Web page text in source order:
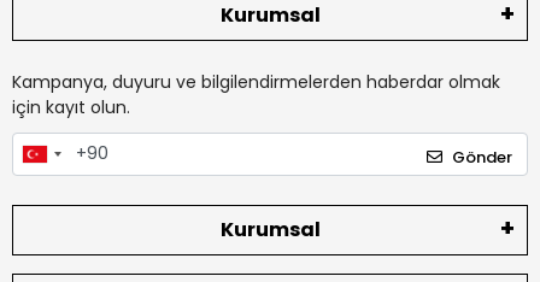
Kurumsal
Kampanya, duyuru ve bilgilendirmelerden haberdar olmak
için kayıt olun.
Gönder
Kurumsal